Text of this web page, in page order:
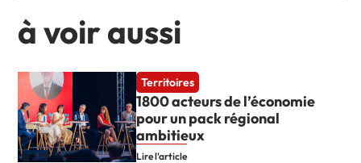
à voir aussi
Territoires
1800 acteurs de l’économie
pour un pack régional
ambitieux
Lire l'article